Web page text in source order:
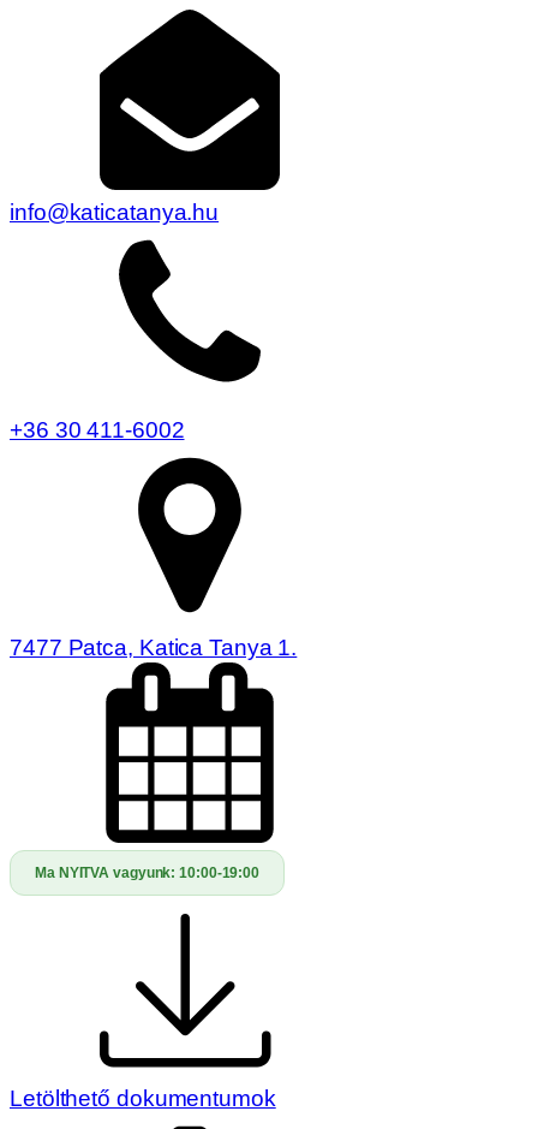
info@katicatanya.hu
+36 30 411-6002
7477 Patca, Katica Tanya 1.
Ma NYITVA vagyunk:10:00-19:00
Letölthető dokumentumok